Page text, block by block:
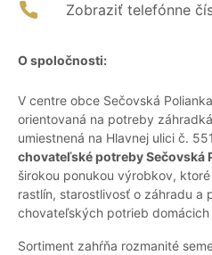
Zobraziť telefónne
O spoločnosti:
V centre obce Sečovská
orientovaná na potreby
umiestnená na Hlavnej ulici č.
chovateľské potreby Sečovská
širokou ponukou výrobkov,
rastlín, starostlivosť o záhradu a
chovateľských potrieb domácich
Sortiment zahŕňa rozmanité